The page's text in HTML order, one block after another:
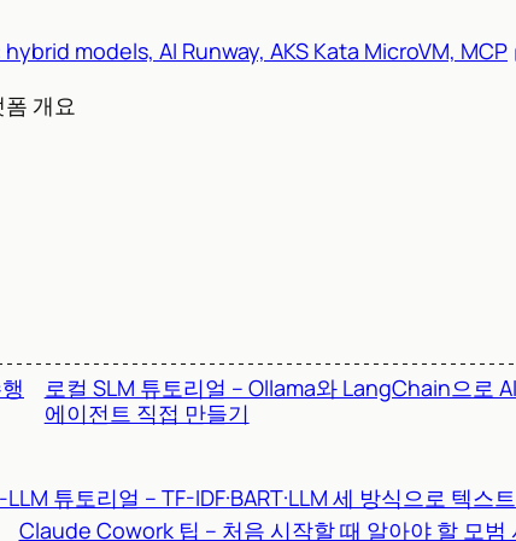
models, AI Runway, AKS Kata MicroVM, MCP
개요
로컬 SLM 튜토리얼 – Ollama와 LangChain으로 AI
에이전트 직접 만들기
튜토리얼 – TF-IDF·BART·LLM 세 방식으로 텍스
Claude Cowork 팁 – 처음 시작할 때 알아야 할 모범